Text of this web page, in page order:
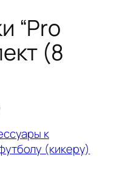
“Pro
(8
к
(кикеру)